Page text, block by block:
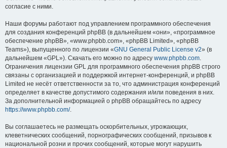
согласие с ними.
Наши форумы работают под управлением программного обеспечения
для создания конференций phpBB (в дальнейшем «они», «программное
обеспечение phpBB», «www.phpbb.com», «phpBB Limited», «phpBB
Teams»), выпущенного по лицензии «GNU General Public License v2» (в
дальнейшем «GPL»). Скачать его можно по адресу www.phpbb.com.
Ограничения лицензии GPL для программного обеспечения phpBB строго
связаны с организацией и поддержкой интернет-конференций, и phpBB
Limited не несёт ответственности за то, что администрация конференций
определяет в качестве допустимого содержания и/или поведения в них.
За дополнительной информацией о phpBB обращайтесь по адресу
https://www.phpbb.com/.
Вы соглашаетесь не размещать оскорбительных, угрожающих,
клеветнических сообщений, порнографических сообщений, призывов к
национальной розни и прочих сообщений, которые могут нарушить